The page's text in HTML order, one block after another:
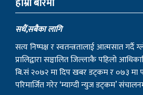
सधैं,सबैका लागि
सत्य निष्पक्ष र स्वतन्त्रतालाई आत्मसात गर्दै
प्रालिद्वारा सञ्चालित जिल्लाकै पहिलो
बि.सं २०७२ मा दिप खबर डट्कम र ०७३ मा
परिमार्जित गरेर ‘म्याग्दी न्युज डट्कम’